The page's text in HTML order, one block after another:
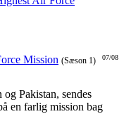
07/08
Mission (Sæson 1)
Pakistan, sendes
en farlig mission bag